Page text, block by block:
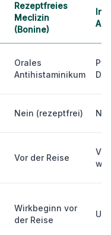
Rezeptfreies
Meclizin
(Bonine)
Orales
Antihistaminikum
Nein (rezeptfrei)
Vor der Reise
Wirkbeginn vor
der Reise